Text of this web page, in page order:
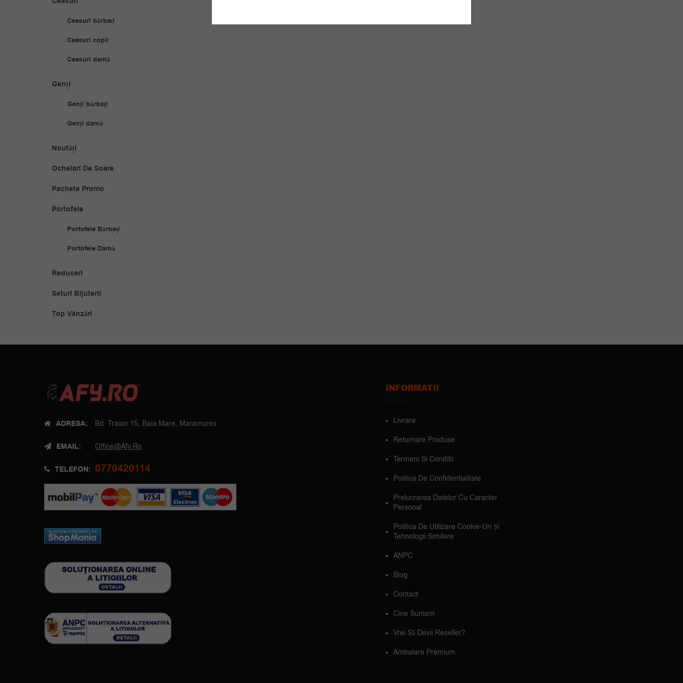
Ceasuri bărbați
Ceasuri copii
Ceasuri damă
Genți
Genți bărbați
Genți damă
Noutăți
Ochelari De Soare
Pachete Promo
Portofele
Portofele Bărbați
Portofele Damă
Reduceri
Seturi Bijuterii
Top Vânzări
ADRESA: Bd. Traian 15, Baia Mare, Maramures
EMAIL: Office@afy.ro
TELEFON: 0770420114
INFORMATII
Livrare
Returnare Produse
Termeni Si Conditii
Politica De Confidentialitate
Prelucrarea Datelor Cu Caracter
Personal
Politica De Utilizare Cookie-Uri Și
Tehnologii Similare
ANPC
Blog
Contact
Cine Suntem
Vrei Să Devii Reseller?
Ambalare Premium